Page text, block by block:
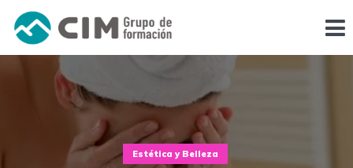
Estética y Belleza